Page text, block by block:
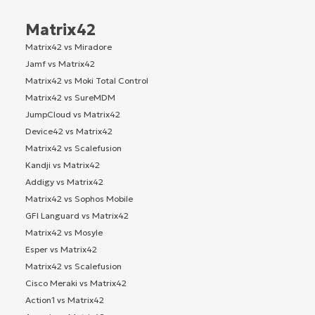
Matrix42
Matrix42 vs Miradore
Jamf vs Matrix42
Matrix42 vs Moki Total Control
Matrix42 vs SureMDM
JumpCloud vs Matrix42
Device42 vs Matrix42
Matrix42 vs Scalefusion
Kandji vs Matrix42
Addigy vs Matrix42
Matrix42 vs Sophos Mobile
GFI Languard vs Matrix42
Matrix42 vs Mosyle
Esper vs Matrix42
Matrix42 vs Scalefusion
Cisco Meraki vs Matrix42
Action1 vs Matrix42